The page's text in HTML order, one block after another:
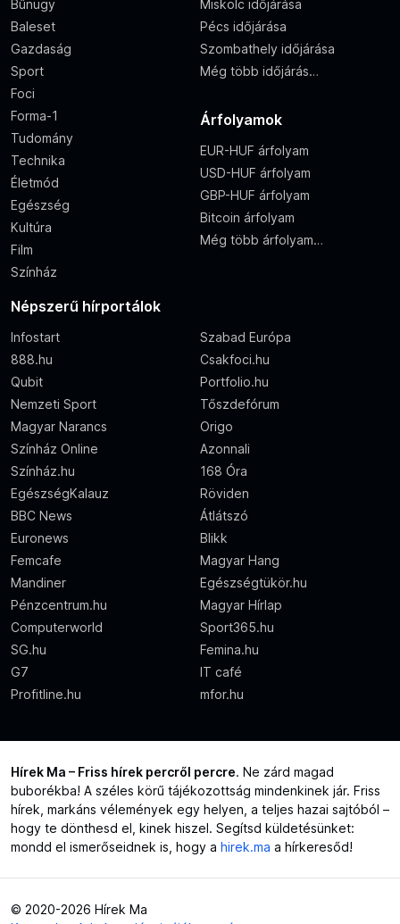
Bűnügy
Baleset
Gazdaság
Sport
Foci
Forma-1
Tudomány
Technika
Életmód
Egészség
Kultúra
Film
Színház
Miskolc időjárása
Pécs időjárása
Szombathely időjárása
Még több időjárás…
Árfolyamok
EUR-HUF árfolyam
USD-HUF árfolyam
GBP-HUF árfolyam
Bitcoin árfolyam
Még több árfolyam…
Népszerű hírportálok
Infostart
Szabad Európa
888.hu
Csakfoci.hu
Qubit
Portfolio.hu
Nemzeti Sport
Tőszdefórum
Magyar Narancs
Origo
Színház Online
Azonnali
Színház.hu
168 Óra
EgészségKalauz
Röviden
BBC News
Átlátszó
Euronews
Blikk
Femcafe
Magyar Hang
Mandiner
Egészségtükör.hu
Pénzcentrum.hu
Magyar Hírlap
Computerworld
Sport365.hu
SG.hu
Femina.hu
G7
IT café
Profitline.hu
mfor.hu
Hírek Ma – Friss hírek percről percre. Ne zárd magad
buborékba! A széles körű tájékozottság mindenkinek jár. Friss
hírek, markáns vélemények egy helyen, a teljes hazai sajtóból –
hogy te dönthesd el, kinek hiszel. Segítsd küldetésünket:
mondd el ismerőseidnek is, hogy a hirek.ma a hírkeresőd!
© 2020-2026 Hírek Ma